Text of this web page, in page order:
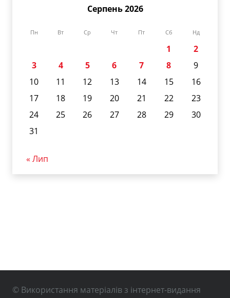
Серпень 2026
Пн Вт Ср Чт Пт Сб Нд
1
2
3
4 5 6 7 8
9
10
11 12 13 14 15
16
17
18 19 20 21 22
23
24
25 26 27 28 29
30
31
« Лип
© Використання матеріалів з інтернет-видання